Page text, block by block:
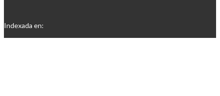
Indexada en: